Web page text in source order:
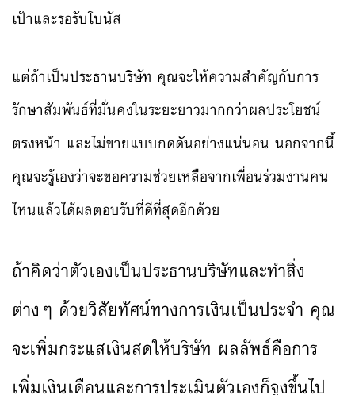
เป้าและรอรับโบนัส
แต่ถ้าเป็นประธานบริษัท คุณจะให้ความสำคัญกับการ
รักษาสัมพันธ์ที่มั่นคงในระยะยาวมากกว่าผลประโยชน์
ตรงหน้า และไม่ขายแบบกดดันอย่างแน่นอน นอกจากนี้
คุณจะรู้เองว่าจะขอความช่วยเหลือจากเพื่อนร่วมงานคน
ไหนแล้วได้ผลตอบรับที่ดีที่สุดอีกด้วย
ถ้าคิดว่าตัวเองเป็นประธานบริษัทและทำสิ่ง
ต่างๆ ด้วยวิสัยทัศน์ทางการเงินเป็นประจำ คุณ
จะเพิ่มกระแสเงินสดให้บริษัท ผลลัพธ์คือการ
เพิ่มเงินเดือนและการประเมินตัวเองก็จูงขึ้นไป